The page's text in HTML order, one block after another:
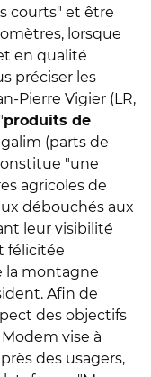
courts" et être
lorsque
en qualité
préciser les
Pierre Vigier (LR,
produits de
(parts de
"une
agricoles de
débouchés aux
leur visibilité
félicitée
la montagne
Afin de
des objectifs
vise à
des usagers,